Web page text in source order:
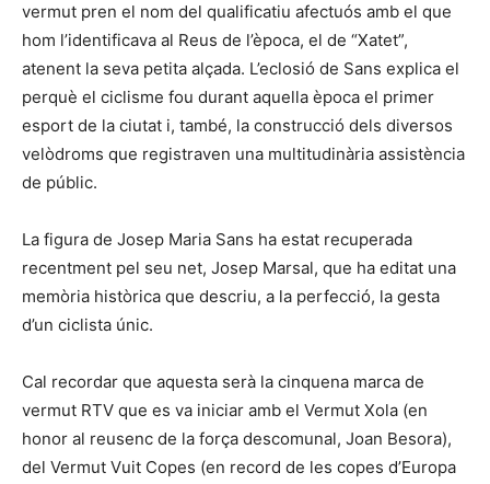
vermut pren el nom del qualificatiu afectuós amb el que
hom l’identificava al Reus de l’època, el de “Xatet”,
atenent la seva petita alçada. L’eclosió de Sans explica el
perquè el ciclisme fou durant aquella època el primer
esport de la ciutat i, també, la construcció dels diversos
velòdroms que registraven una multitudinària assistència
de públic.
La figura de Josep Maria Sans ha estat recuperada
recentment pel seu net, Josep Marsal, que ha editat una
memòria històrica que descriu, a la perfecció, la gesta
d’un ciclista únic.
Cal recordar que aquesta serà la cinquena marca de
vermut RTV que es va iniciar amb el Vermut Xola (en
honor al reusenc de la força descomunal, Joan Besora),
del Vermut Vuit Copes (en record de les copes d’Europa